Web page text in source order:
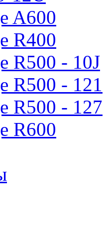
A600
R400
R500 - 10J
R500 - 121
R500 - 127
R600